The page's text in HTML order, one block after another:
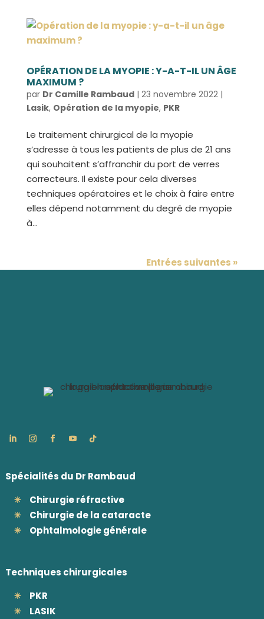
OPÉRATION DE LA MYOPIE : Y-A-T-IL UN ÂGE
MAXIMUM ?
par Dr Camille Rambaud| 23 novembre 2022|
Lasik, Opération de la myopie, PKR
Le traitement chirurgical de la myopie
s’adresse à tous les patients de plus de 21 ans
qui souhaitent s’affranchir du port de verres
correcteurs. Il existe pour cela diverses
techniques opératoires et le choix à faire entre
elles dépend notamment du degré de myopie
à...
Entrées suivantes »
Spécialités du Dr Rambaud
Chirurgie réfractive
Chirurgie de la cataracte
Ophtalmologie générale
Techniques chirurgicales
PKR
LASIK